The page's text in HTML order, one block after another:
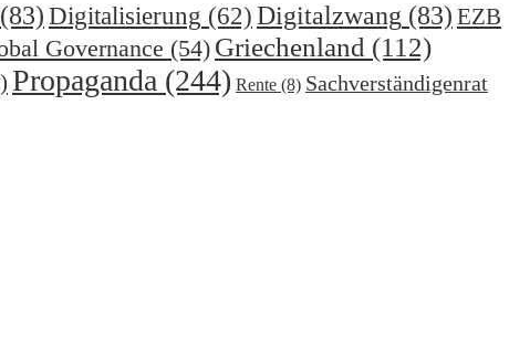
(83) Digitalisierung (62) Digitalzwang (83) EZB
Governance (54) Griechenland (112)
Propaganda (244) Rente (8) Sachverständigenrat